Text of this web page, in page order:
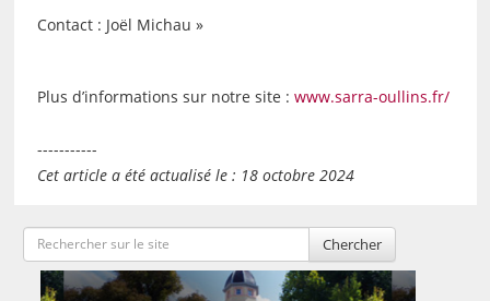
Contact : Joël Michau »
Plus d’informations sur notre site : www.sarra-oullins.fr/
-----------
Cet article a été actualisé le : 18 octobre 2024
Chercher